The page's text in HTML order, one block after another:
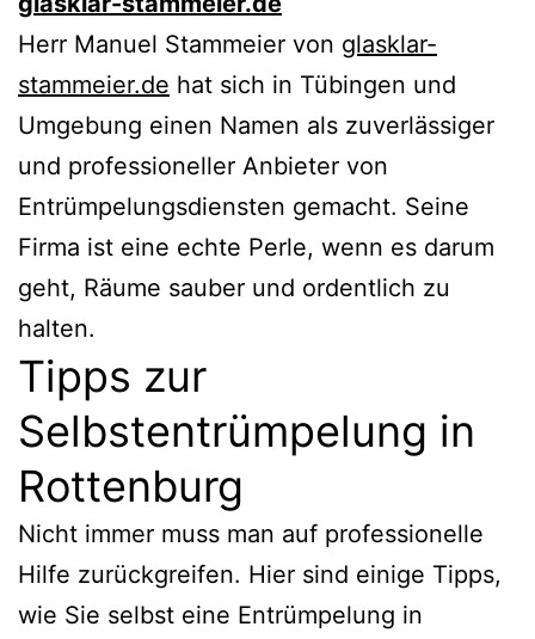
Herr Manuel Stammeier von glasklar-
stammeier.de hat sich in Tübingen und
Umgebung einen Namen als zuverlässiger
und professioneller Anbieter von
Entrümpelungsdiensten gemacht. Seine
Firma ist eine echte Perle, wenn es darum
geht, Räume sauber und ordentlich zu
halten.
Tipps zur
Selbstentrümpelung in
Rottenburg
Nicht immer muss man auf professionelle
Hilfe zurückgreifen. Hier sind einige Tipps,
wie Sie selbst eine Entrümpelung in